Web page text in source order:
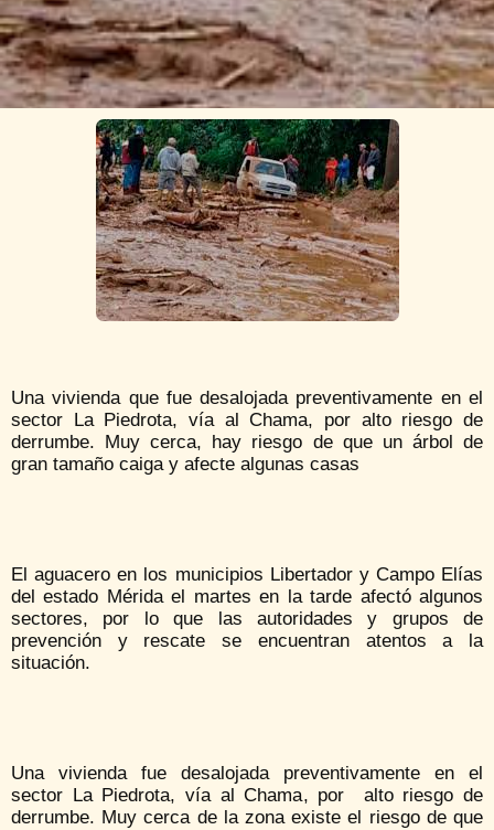
Una vivienda que fue desalojada preventivamente en el
sector La Piedrota, vía al Chama, por alto riesgo de
derrumbe. Muy cerca, hay riesgo de que un árbol de
gran tamaño caiga y afecte algunas casas
El aguacero en los municipios Libertador y Campo Elías
del estado Mérida el martes en la tarde afectó algunos
sectores, por lo que las autoridades y grupos de
prevención y rescate se encuentran atentos a la
situación.
Una vivienda fue desalojada preventivamente en el
sector La Piedrota, vía al Chama, por alto riesgo de
derrumbe. Muy cerca de la zona existe el riesgo de que